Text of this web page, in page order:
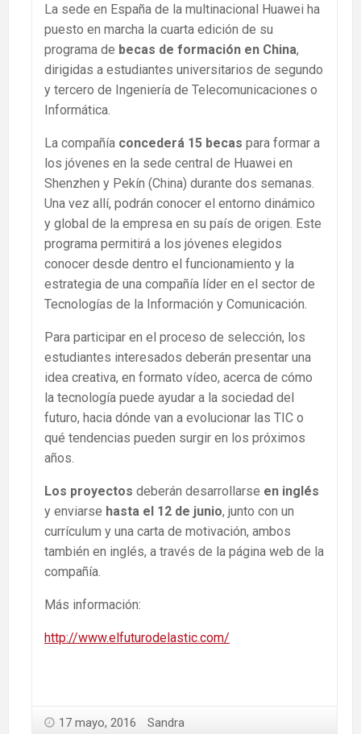
La sede en España de la multinacional Huawei ha
puesto en marcha la cuarta edición de su
programa de becas de formación en China,
dirigidas a estudiantes universitarios de segundo
y tercero de Ingeniería de Telecomunicaciones o
Informática.
La compañía concederá 15 becas para formar a
los jóvenes en la sede central de Huawei en
Shenzhen y Pekín (China) durante dos semanas.
Una vez allí, podrán conocer el entorno dinámico
y global de la empresa en su país de origen. Este
programa permitirá a los jóvenes elegidos
conocer desde dentro el funcionamiento y la
estrategia de una compañía líder en el sector de
Tecnologías de la Información y Comunicación.
Para participar en el proceso de selección, los
estudiantes interesados deberán presentar una
idea creativa, en formato vídeo, acerca de cómo
la tecnología puede ayudar a la sociedad del
futuro, hacia dónde van a evolucionar las TIC o
qué tendencias pueden surgir en los próximos
años.
Los proyectos deberán desarrollarse en inglés
y enviarse hasta el 12 de junio, junto con un
currículum y una carta de motivación, ambos
también en inglés, a través de la página web de la
compañía.
Más información:
http://www.elfuturodelastic.com/
17 mayo, 2016 Sandra